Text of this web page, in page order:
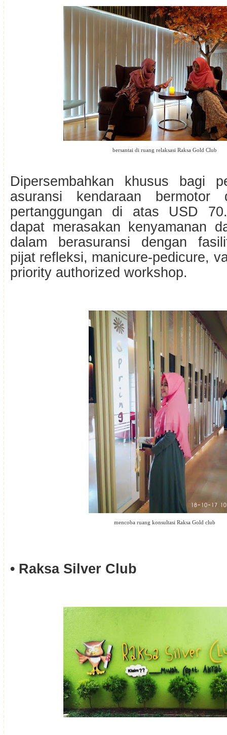
bersantai di ruang relaksasi Raksa Gold Club
Dipersembahkan khusus bagi
asuransi kendaraan bermotor
pertanggungan di atas USD
dapat merasakan kenyamanan
dalam berasuransi dengan
pijat refleksi, manicure-pedicure,
priority authorized workshop.
mencoba ruang konsultasi Raksa Gold club
• Raksa Silver Club